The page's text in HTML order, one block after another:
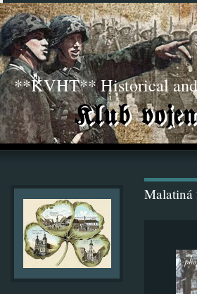
**KVHT** Historical
Malatiná